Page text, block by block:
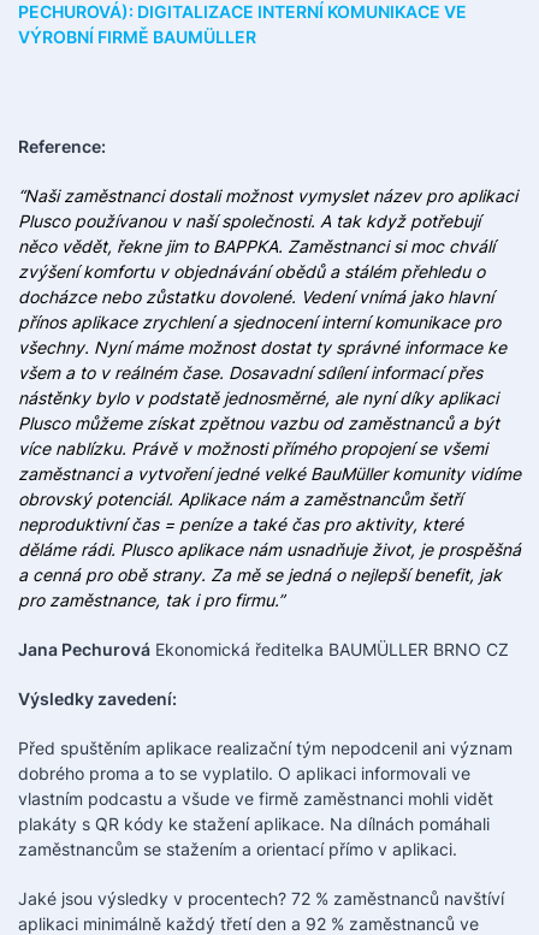
PECHUROVÁ): DIGITALIZACE INTERNÍ KOMUNIKACE VE
VÝROBNÍ FIRMĚ BAUMÜLLER
Reference:
“Naši zaměstnanci dostali možnost vymyslet název pro aplikaci
Plusco používanou v naší společnosti. A tak když potřebují
něco vědět, řekne jim to BAPPKA. Zaměstnanci si moc chválí
zvýšení komfortu v objednávání obědů a stálém přehledu o
docházce nebo zůstatku dovolené. Vedení vnímá jako hlavní
přínos aplikace zrychlení a sjednocení interní komunikace pro
všechny. Nyní máme možnost dostat ty správné informace ke
všem a to v reálném čase. Dosavadní sdílení informací přes
nástěnky bylo v podstatě jednosměrné, ale nyní díky aplikaci
Plusco můžeme získat zpětnou vazbu od zaměstnanců a být
více nablízku. Právě v možnosti přímého propojení se všemi
zaměstnanci a vytvoření jedné velké BauMüller komunity vidíme
obrovský potenciál. Aplikace nám a zaměstnancům šetří
neproduktivní čas = peníze a také čas pro aktivity, které
děláme rádi. Plusco aplikace nám usnadňuje život, je prospěšná
a cenná pro obě strany. Za mě se jedná o nejlepší benefit, jak
pro zaměstnance, tak i pro firmu.”
Jana Pechurová Ekonomická ředitelka BAUMÜLLER BRNO CZ
Výsledky zavedení:
Před spuštěním aplikace realizační tým nepodcenil ani význam
dobrého proma a to se vyplatilo. O aplikaci informovali ve
vlastním podcastu a všude ve firmě zaměstnanci mohli vidět
plakáty s QR kódy ke stažení aplikace. Na dílnách pomáhali
zaměstnancům se stažením a orientací přímo v aplikaci.
Jaké jsou výsledky v procentech? 72 % zaměstnanců navštíví
aplikaci minimálně každý třetí den a 92 % zaměstnanců ve